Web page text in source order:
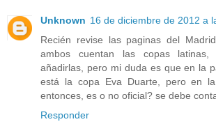
Unknown 16 de diciembre de 2012 a
Recién revise las paginas del
ambos cuentan las copas latinas,
añadirlas, pero mi duda es que en la
está la copa Eva Duarte, pero en
entonces, es o no oficial? se debe
Responder